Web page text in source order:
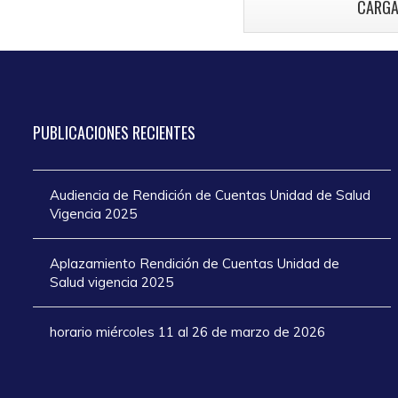
Santa 2025
PUBLICACIONES RECIENTES
Audiencia de Rendición de Cuentas Unidad de Salud
Vigencia 2025
Aplazamiento Rendición de Cuentas Unidad de
Salud vigencia 2025
horario miércoles 11 al 26 de marzo de 2026